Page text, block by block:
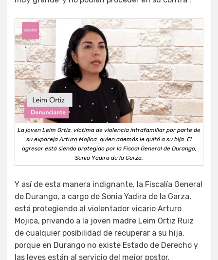
La joven Leim Ortiz, víctima de violencia intrafamiliar por parte de
su expareja Arturo Mojica, quien además le quitó a su hija. El
agresor está siendo protegido por la Fiscal General de Durango,
Sonia Yadira de la Garza.
Y así de esta manera indignante, la Fiscalía General
de Durango, a cargo de Sonia Yadira de la Garza,
está protegiendo al violentador vicario Arturo
Mojica, privando a la joven madre Leim Ortiz Ruiz
de cualquier posibilidad de recuperar a su hija,
porque en Durango no existe Estado de Derecho y
las leyes están al servicio del mejor postor.